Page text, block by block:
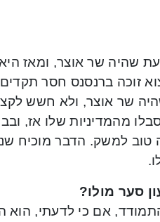
שהיה שר אוצר, ומאז היא
זוכה ברנסנס חסר
שר אוצר, ולא חשש
מהמדיניות שלו אז,
עשה טוב למשק. הדבר מוכיח
סער מולו?
אם כי לדעתי, הוא